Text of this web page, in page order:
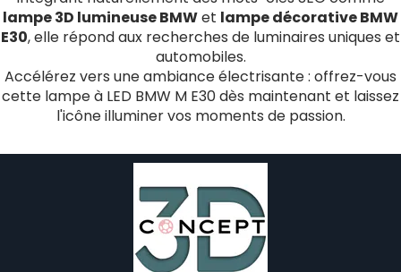
lampe 3D lumineuse BMWet lampe décorative BMW
E30, elle répond aux recherches de luminaires uniques et
automobiles.
Accélérez vers une ambiance électrisante : offrez-vous
cette lampe à LED BMW M E30 dès maintenant et laissez
l'icône illuminer vos moments de passion.